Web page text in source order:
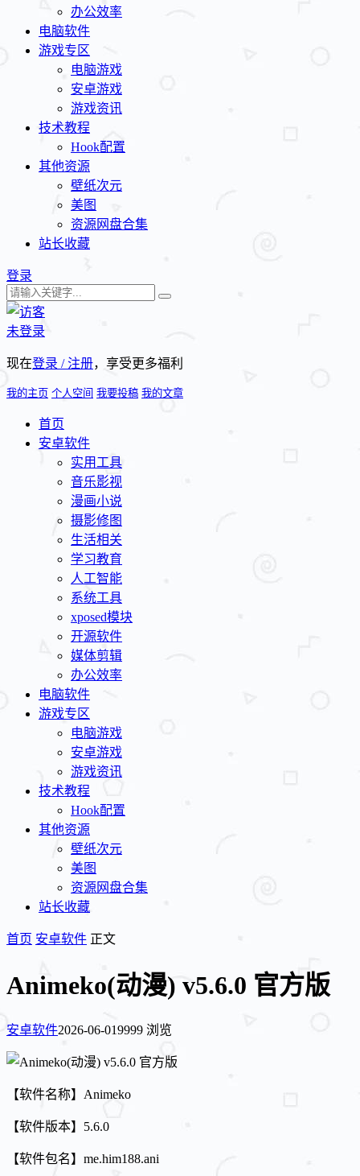
办公效率
电脑软件
游戏专区
电脑游戏
安卓游戏
游戏资讯
技术教程
Hook配置
其他资源
壁纸次元
美图
资源网盘合集
站长收藏
登录
未登录
现在登录 / 注册，享受更多福利
我的主页 个人空间 我要投稿 我的文章
首页
安卓软件
实用工具
音乐影视
漫画小说
摄影修图
生活相关
学习教育
人工智能
系统工具
xposed模块
开源软件
媒体剪辑
办公效率
电脑软件
游戏专区
电脑游戏
安卓游戏
游戏资讯
技术教程
Hook配置
其他资源
壁纸次元
美图
资源网盘合集
站长收藏
首页 安卓软件 正文
Animeko(动漫) v5.6.0 官方版
安卓软件2026-06-019999 浏览
【软件名称】Animeko
【软件版本】5.6.0
【软件包名】me.him188.ani